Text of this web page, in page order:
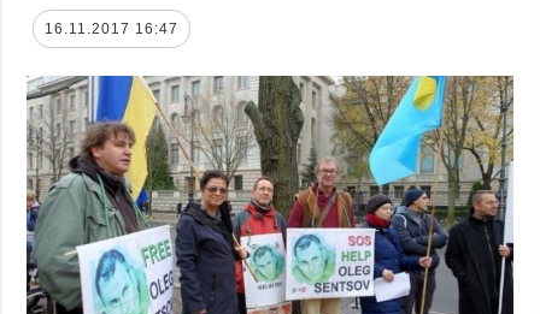
Politik
Wirtschaft
Militär
Gesellschaft und
Kultur
Sport
Kriminalität
Notstand und
Notfälle
personenbezogener
Daten
16.11.2017 16:47